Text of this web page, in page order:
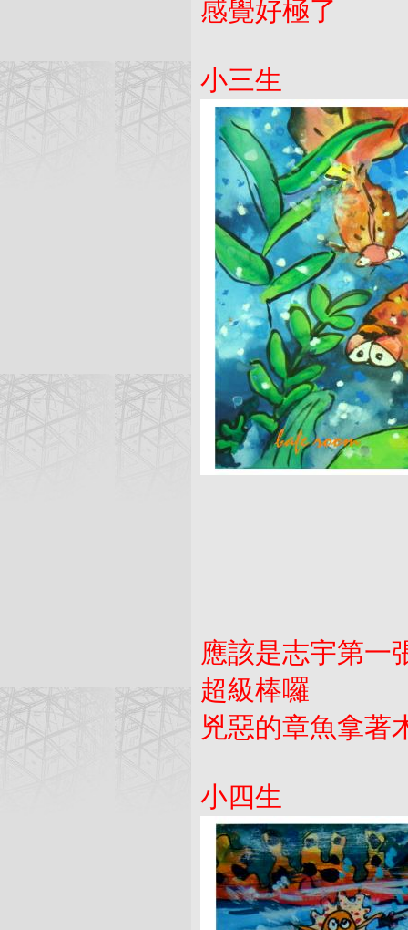
感覺好極了
小三生
應該是志宇第一
超級棒囉
兇惡的章魚拿著
小四生